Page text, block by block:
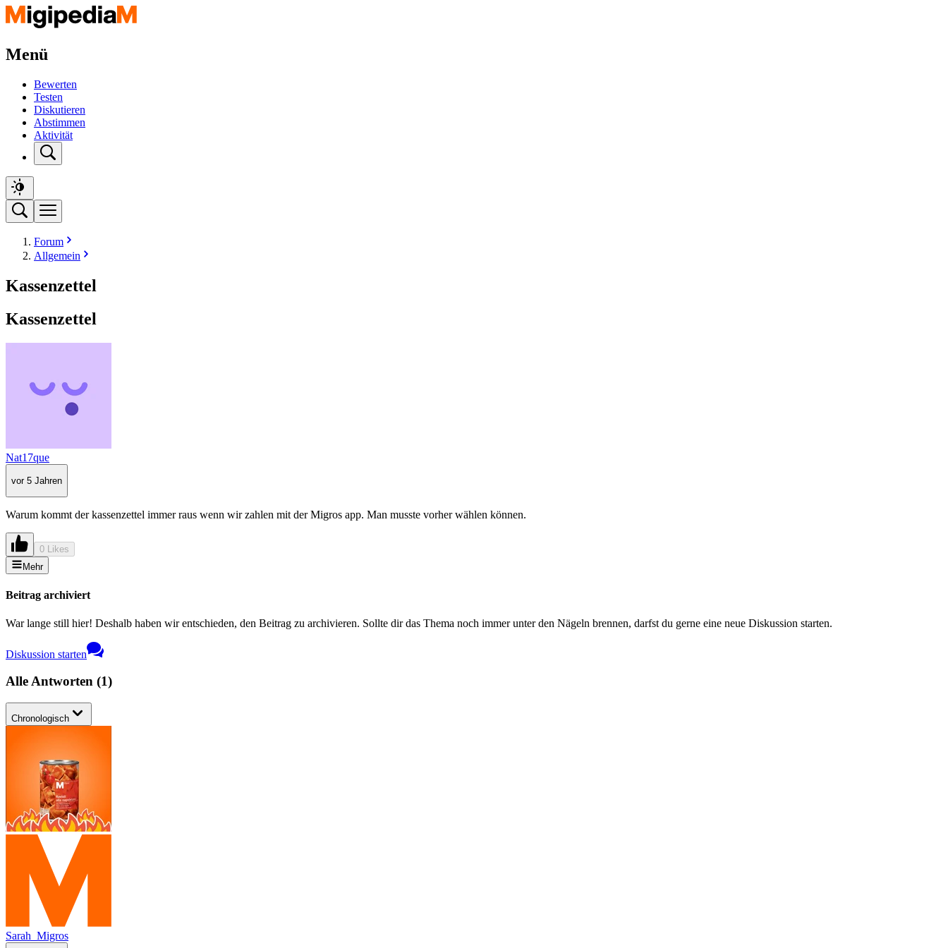
Menü
Bewerten
Testen
Diskutieren
Abstimmen
Aktivität
Forum
Allgemein
Kassenzettel
Kassenzettel
Nat17que
vor 5 Jahren
Warum kommt der kassenzettel immer raus wenn wir zahlen mit der Migros app. Man musste vorher wählen können.
0 Likes
Mehr
Beitrag archiviert
War lange still hier! Deshalb haben wir entschieden, den Beitrag zu archivieren. Sollte dir das Thema noch immer unter den Nägeln brennen, darfst du gerne eine neue Diskussion starten.
Diskussion starten
Alle Antworten (1)
Chronologisch
Sarah_Migros